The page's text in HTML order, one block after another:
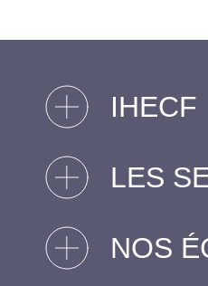
IHECF
LES
NOS